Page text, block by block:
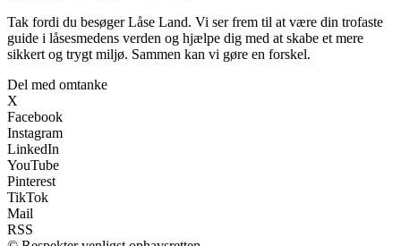
Tak fordi du besøger Låse Land. Vi ser frem til at være din trofaste
guide i låsesmedens verden og hjælpe dig med at skabe et mere
sikkert og trygt miljø. Sammen kan vi gøre en forskel.
Del med omtanke
X
Facebook
Instagram
LinkedIn
YouTube
Pinterest
TikTok
Mail
RSS